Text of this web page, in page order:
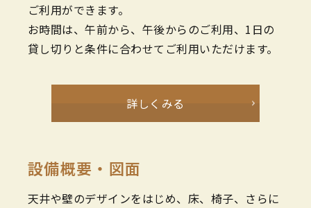
ご利用ができます。
お時間は、午前から、午後からのご利用、1日の
貸し切りと条件に合わせてご利用いただけます。
詳しくみる
設備概要・図面
天井や壁のデザインをはじめ、床、椅子、さらに